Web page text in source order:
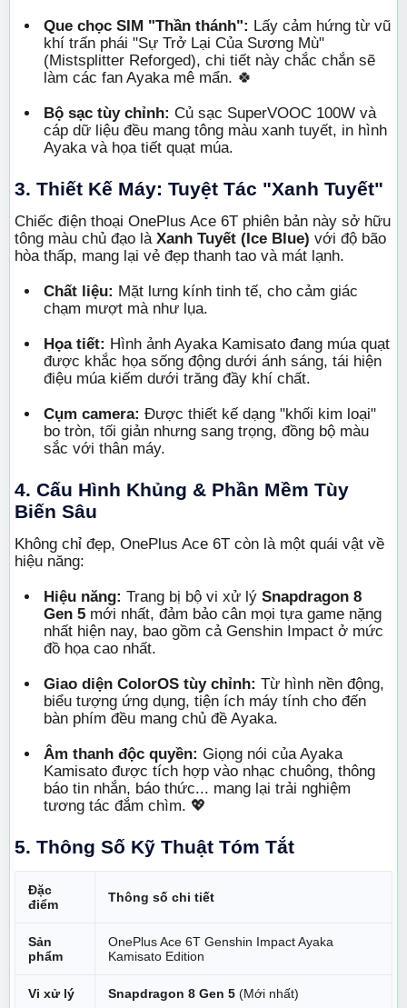
Que chọc SIM "Thần thánh": Lấy cảm hứng từ vũ
khí trấn phái "Sự Trở Lại Của Sương Mù"
(Mistsplitter Reforged), chi tiết này chắc chắn sẽ
làm các fan Ayaka mê mẩn. 🍀
Bộ sạc tùy chỉnh: Củ sạc SuperVOOC 100W và
cáp dữ liệu đều mang tông màu xanh tuyết, in hình
Ayaka và họa tiết quạt múa.
3. Thiết Kế Máy: Tuyệt Tác "Xanh Tuyết"
Chiếc điện thoại OnePlus Ace 6T phiên bản này sở hữu
tông màu chủ đạo là Xanh Tuyết (Ice Blue) với độ bão
hòa thấp, mang lại vẻ đẹp thanh tao và mát lạnh.
Chất liệu: Mặt lưng kính tinh tế, cho cảm giác
chạm mượt mà như lụa.
Họa tiết: Hình ảnh Ayaka Kamisato đang múa quạt
được khắc họa sống động dưới ánh sáng, tái hiện
điệu múa kiếm dưới trăng đầy khí chất.
Cụm camera: Được thiết kế dạng "khối kim loại"
bo tròn, tối giản nhưng sang trọng, đồng bộ màu
sắc với thân máy.
4. Cấu Hình Khủng & Phần Mềm Tùy
Biến Sâu
Không chỉ đẹp, OnePlus Ace 6T còn là một quái vật về
hiệu năng:
Hiệu năng: Trang bị bộ vi xử lý Snapdragon 8
Gen 5 mới nhất, đảm bảo cân mọi tựa game nặng
nhất hiện nay, bao gồm cả Genshin Impact ở mức
đồ họa cao nhất.
Giao diện ColorOS tùy chỉnh: Từ hình nền động,
biểu tượng ứng dụng, tiện ích máy tính cho đến
bàn phím đều mang chủ đề Ayaka.
Âm thanh độc quyền: Giọng nói của Ayaka
Kamisato được tích hợp vào nhạc chuông, thông
báo tin nhắn, báo thức... mang lại trải nghiệm
tương tác đắm chìm. 💖
5. Thông Số Kỹ Thuật Tóm Tắt
Đặc
điểm
Thông số chi tiết
Sản
phẩm
OnePlus Ace 6T Genshin Impact Ayaka
Kamisato Edition
Vi xử lý Snapdragon 8 Gen 5 (Mới nhất)